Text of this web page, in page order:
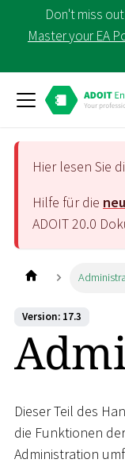
Don't miss
Master your EA
Hier lesen Sie
Hilfe für die
ADOIT20.0
Version: 17.3
Dieser Teil des
die Funktionen
Administration